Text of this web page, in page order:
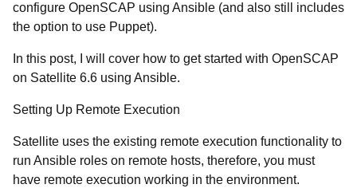
configure OpenSCAP using Ansible (and also still includes
the option to use Puppet).
In this post, I will cover how to get started with OpenSCAP
on Satellite 6.6 using Ansible.
Setting Up Remote Execution
Satellite uses the existing remote execution functionality to
run Ansible roles on remote hosts, therefore, you must
have remote execution working in the environment.